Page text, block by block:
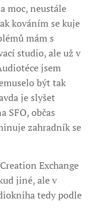
moc, neustále
kováním se kuje
mám s
studio, ale už v
jsem
být tak
je slyšet
SFO, občas
zahradník se
Exchange
jiné, ale v
tedy podle